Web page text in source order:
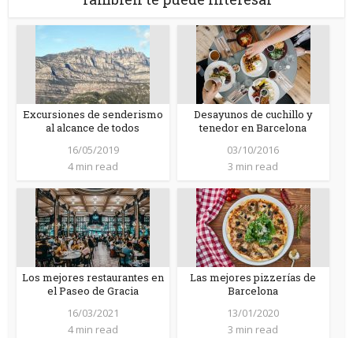
Excursiones de senderismo
al alcance de todos
16/05/2019
4 min read
Desayunos de cuchillo y
tenedor en Barcelona
03/10/2016
3 min read
Los mejores restaurantes en
el Paseo de Gracia
16/03/2021
4 min read
Las mejores pizzerías de
Barcelona
13/01/2020
3 min read